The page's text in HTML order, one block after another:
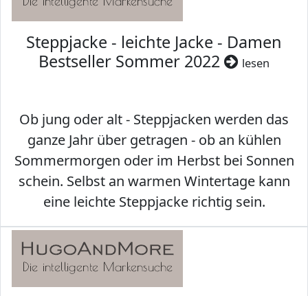
Steppjacke - leichte Jacke - Damen
Bestseller Sommer 2022
lesen
Ob jung oder alt - Steppjacken werden das
ganze Jahr über getragen - ob an kühlen
Sommermorgen oder im Herbst bei Sonnen
schein. Selbst an warmen Wintertage kann
eine leichte Steppjacke richtig sein.